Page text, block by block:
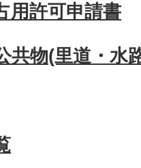
用許可申請書
共物(里道・水